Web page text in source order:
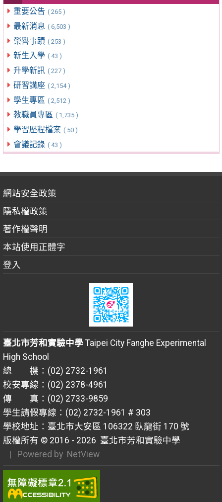
重要公告 ( 265 )
最新消息 ( 6,503 )
榮譽事蹟 ( 253 )
新生入學 ( 43 )
升學新訊 ( 227 )
研習講座 ( 2,154 )
學生專區 ( 2,512 )
教職員專區 ( 1,735 )
學習歷程檔案 ( 50 )
會議記錄 ( 43 )
網站安全政策
隱私權政策
著作權聲明
本站使用正體字
登入
臺北市芳和實驗中學Taipei City Fanghe Experimental
High School
總 機：(02) 2732-1961
校安專線：(02) 2378-4961
傳 真：(02) 2733-9859
學生請假專線：(02) 2732-1961 # 303
學校地址：臺北市大安區 106322 臥龍街 170 號
版權所有 © 2016 - 2026 臺北市芳和實驗中學
| Powered by NetView